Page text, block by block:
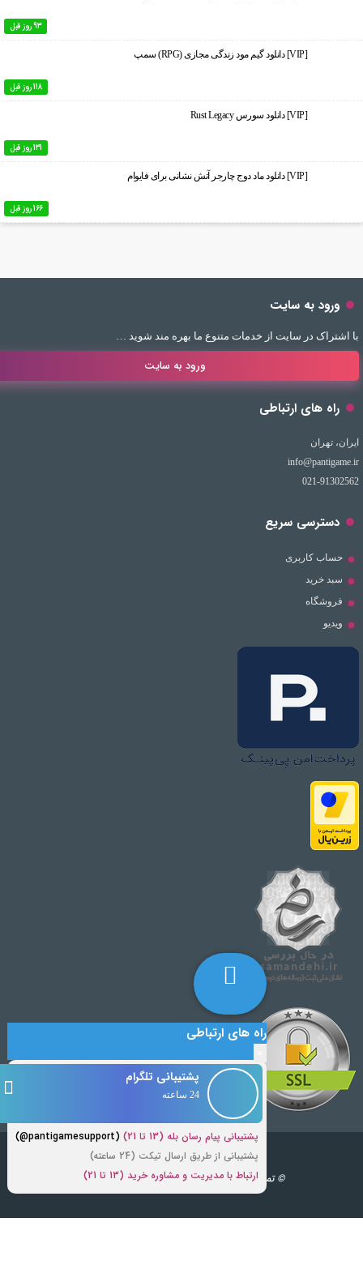
93 روز قبل
[VIP] دانلود گیم مود زندگی مجازی (RPG) سمپ
118 روز قبل
[VIP] دانلود سورس Rust Legacy
131 روز قبل
[VIP] دانلود ماد دوج چارجر آتش نشانی برای فایوام
166 روز قبل
ورود به سایت
با اشتراک در سایت از خدمات متنوع ما بهره مند شوید …
ورود به سایت
راه های ارتباطی
ایران، تهران
info@pantigame.ir
021-91302562
دسترسی سریع
حساب کاربری
سبد خرید
فروشگاه
ویدیو
© تمامی حقوق مطالب برای این سایت محفوظ است.
راه های ارتباطی
پشتیبانی تلگرام
24 ساعته
پشتیبانی پیام رسان بله (13 تا 21)
(pantigamesupport@)
پشتیبانی از طریق ارسال تیکت (24 ساعته)
ارتباط با مدیریت و مشاوره خرید (13 تا 21)